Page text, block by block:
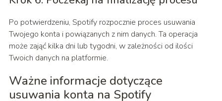
Po potwierdzeniu, Spotify rozpocznie proces usuwania
Twojego konta i powiązanych z nim danych. Ta operacja
może zająć kilka dni lub tygodni, w zależności od ilości
Twoich danych na platformie.
Ważne informacje dotyczące
usuwania konta na Spotify